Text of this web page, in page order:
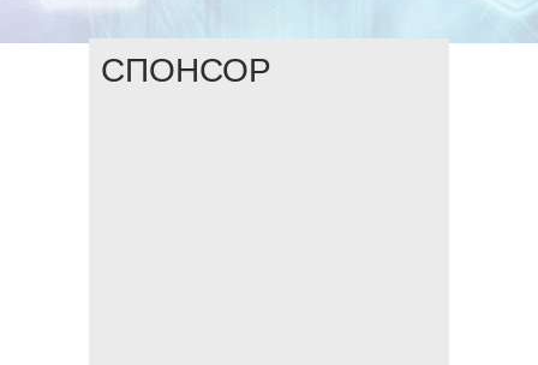
СПОНСОР